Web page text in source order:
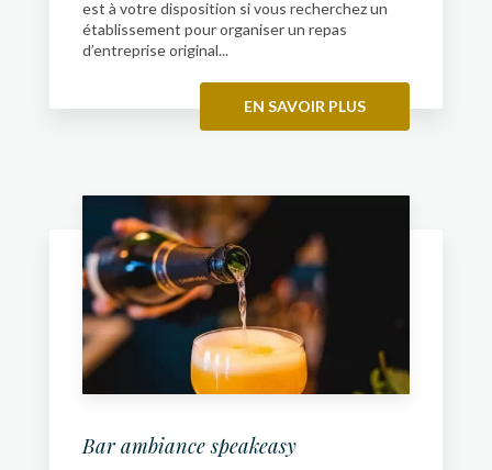
est à votre disposition si vous recherchez un
établissement pour organiser un repas
d’entreprise original...
EN SAVOIR PLUS
Bar ambiance speakeasy